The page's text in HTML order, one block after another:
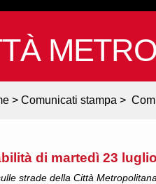
> Comunicati stampa >
di martedì 23
strade della Città